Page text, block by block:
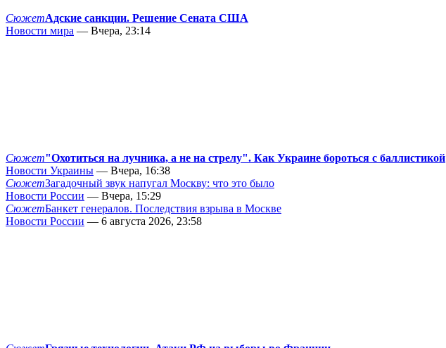
СюжетАдские санкции. Решение Сената США
Новости мира — Вчера, 23:14
Сюжет"Охотиться на лучника, а не на стрелу". Как Украине бороться с баллистикой
Новости Украины — Вчера, 16:38
СюжетЗагадочный звук напугал Москву: что это было
Новости России — Вчера, 15:29
СюжетБанкет генералов. Последствия взрыва в Москве
Новости России — 6 августа 2026, 23:58